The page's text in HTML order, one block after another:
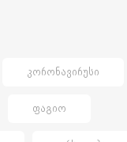
ᲙᲝᲠᲝᲜᲐᲕᲘᲠᲣᲡᲘ
ᲤᲐᲒᲘᲝ